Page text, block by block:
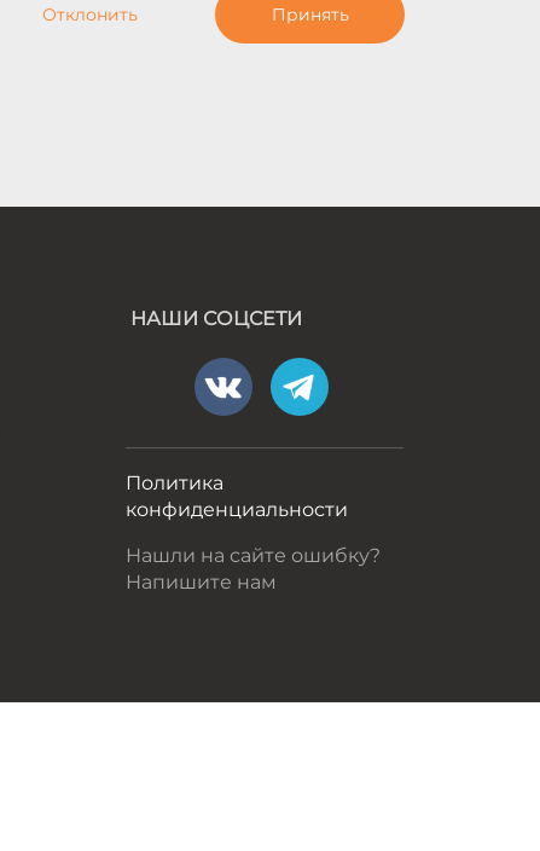
Отклонить Принять
НАШИ СОЦСЕТИ
Политика
конфиденциальности
Нашли на сайте ошибку?
Напишите нам